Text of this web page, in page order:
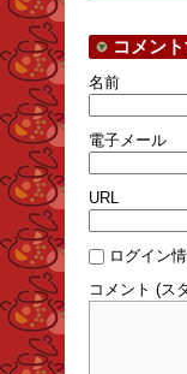
コメン
名前
電子メール
URL
ログイン
コメント (ス